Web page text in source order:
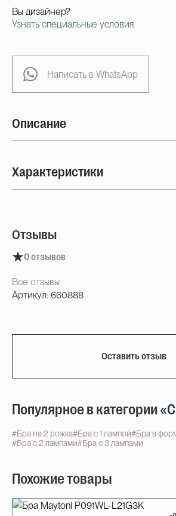
Вы дизайнер?
Узнать специальные условия
Написать в WhatsApp
Описание
Характеристики
Отзывы
0 отзывов
Все отзывы
Артикул: 660888
Оставить отзыв
Популярное в категории
#Бра на 2 рожка#Бра с 1 лампой#Бра в
#Бра с 2 лампами#Бра с 3 лампами
Похожие товары